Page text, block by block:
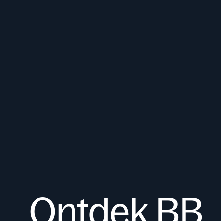
Ontdek BB